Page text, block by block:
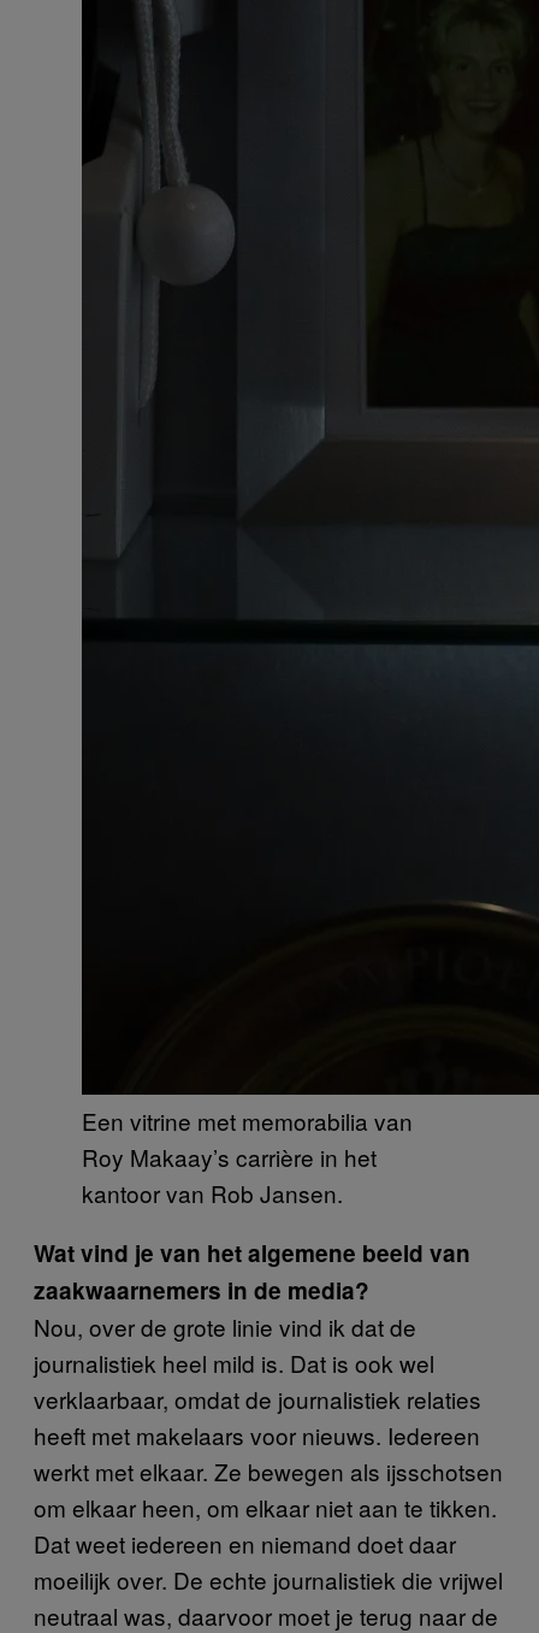
Een vitrine met memorabilia van
Roy Makaay’s carrière in het
kantoor van Rob Jansen.
Wat vind je van het algemene beeld van
zaakwaarnemers in de media?
Nou, over de grote linie vind ik dat de
journalistiek heel mild is. Dat is ook wel
verklaarbaar, omdat de journalistiek relaties
heeft met makelaars voor nieuws. Iedereen
werkt met elkaar. Ze bewegen als ijsschotsen
om elkaar heen, om elkaar niet aan te tikken.
Dat weet iedereen en niemand doet daar
moeilijk over. De echte journalistiek die vrijwel
neutraal was, daarvoor moet je terug naar de